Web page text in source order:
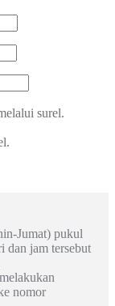
surel.
Jumat) pukul
dan jam tersebut
nomor